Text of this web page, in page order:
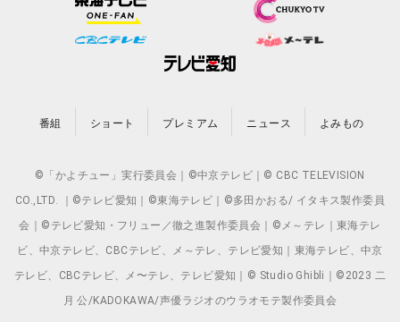
番組 ショート プレミアム ニュース よみもの
©「かよチュー」実行委員会｜©中京テレビ｜© CBC TELEVISION
CO.,LTD. ｜©テレビ愛知｜©東海テレビ｜©多田かおる/ イタキス製作委員
会｜©テレビ愛知・フリュー／徹之進製作委員会｜©メ～テレ｜東海テレ
ビ、中京テレビ、CBCテレビ、メ～テレ、テレビ愛知｜東海テレビ、中京
テレビ、CBCテレビ、メ〜テレ、テレビ愛知｜© Studio Ghibli｜©2023 二
月 公/KADOKAWA/声優ラジオのウラオモテ製作委員会